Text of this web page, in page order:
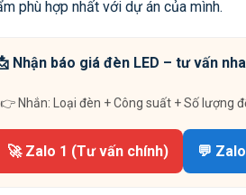
phù hợp nhất với dự án của mình.
Nhận báo giá đèn LED – tư vấn
👉 Nhắn: Loại đèn + Công suất + Số lượng
🚀 Zalo 1 (Tư vấn chính) 💬